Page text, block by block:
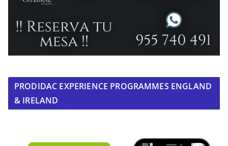
PRODIDAC EXPERIENCE PROGRAMMES ENGLAND
& IRELAND